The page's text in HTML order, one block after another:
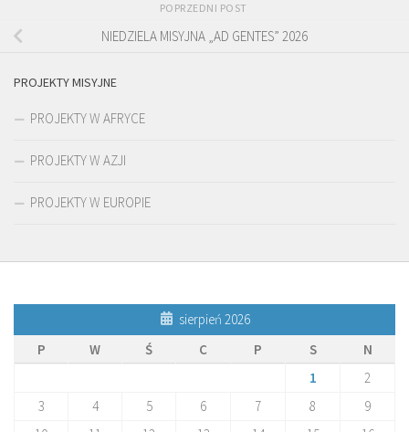
POPRZEDNI POST
NIEDZIELA MISYJNA „AD GENTES” 2026
PROJEKTY MISYJNE
PROJEKTY W AFRYCE
PROJEKTY W AZJI
PROJEKTY W EUROPIE
sierpień 2026
P
W Ś C P S
N
1
2
3
4 5 6 7 8
9